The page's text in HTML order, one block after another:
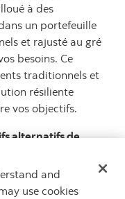
à des
un portefeuille
et rajusté au gré
besoins. Ce
traditionnels et
résiliente
vos objectifs.
alternatifs de
and
use cookies